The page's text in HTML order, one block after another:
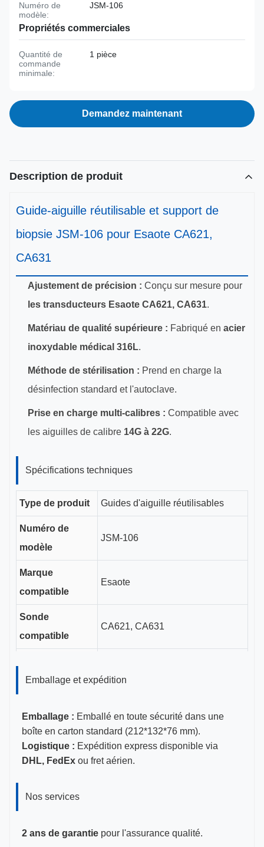
Numéro de
modèle:
JSM-106
Propriétés commerciales
Quantité de
commande
minimale:
1 pièce
Demandez maintenant
Description de produit
Guide-aiguille réutilisable et support de
biopsie JSM-106 pour Esaote CA621,
CA631
Ajustement de précision : Conçu sur mesure pour
les transducteurs Esaote CA621, CA631.
Matériau de qualité supérieure : Fabriqué en acier
inoxydable médical 316L.
Méthode de stérilisation : Prend en charge la
désinfection standard et l'autoclave.
Prise en charge multi-calibres : Compatible avec
les aiguilles de calibre 14G à 22G.
Spécifications techniques
Type de produit Guides d'aiguille réutilisables
Numéro de
modèle
JSM-106
Marque
compatible
Esaote
Sonde
compatible
CA621, CA631
canal de
3cm
Tailles de calibre
Certifications CE, ISO 13485, certifié FDA
Emballage et expédition
Emballage : Emballé en toute sécurité dans une
boîte en carton standard (212*132*76 mm).
Logistique : Expédition express disponible via
DHL, FedEx ou fret aérien.
Nos services
2 ans de garantie pour l'assurance qualité.